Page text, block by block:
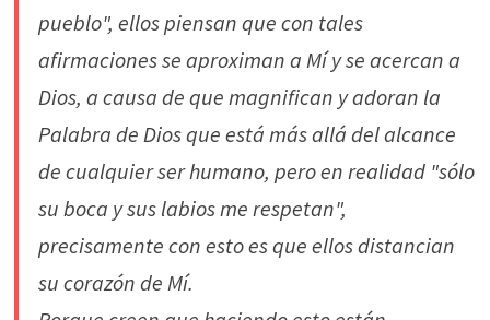
pueblo", ellos piensan que con tales
afirmaciones se aproximan a Mí y se acercan a
Dios, a causa de que magnifican y adoran la
Palabra de Dios que está más allá del alcance
de cualquier ser humano, pero en realidad "sólo
su boca y sus labios me respetan",
precisamente con esto es que ellos distancian
su corazón de Mí.